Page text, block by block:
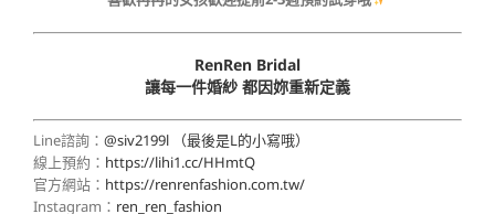
RenRen Bridal
讓每一件婚紗 都因妳重新定義
Line諮詢： @siv2199l （最後是L的小寫哦）
線上預約： https://lihi1.cc/HHmtQ
官方網站： https://renrenfashion.com.tw/
Instagram： ren_ren_fashion